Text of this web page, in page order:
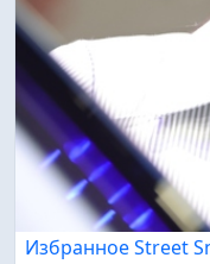
Избранное Street